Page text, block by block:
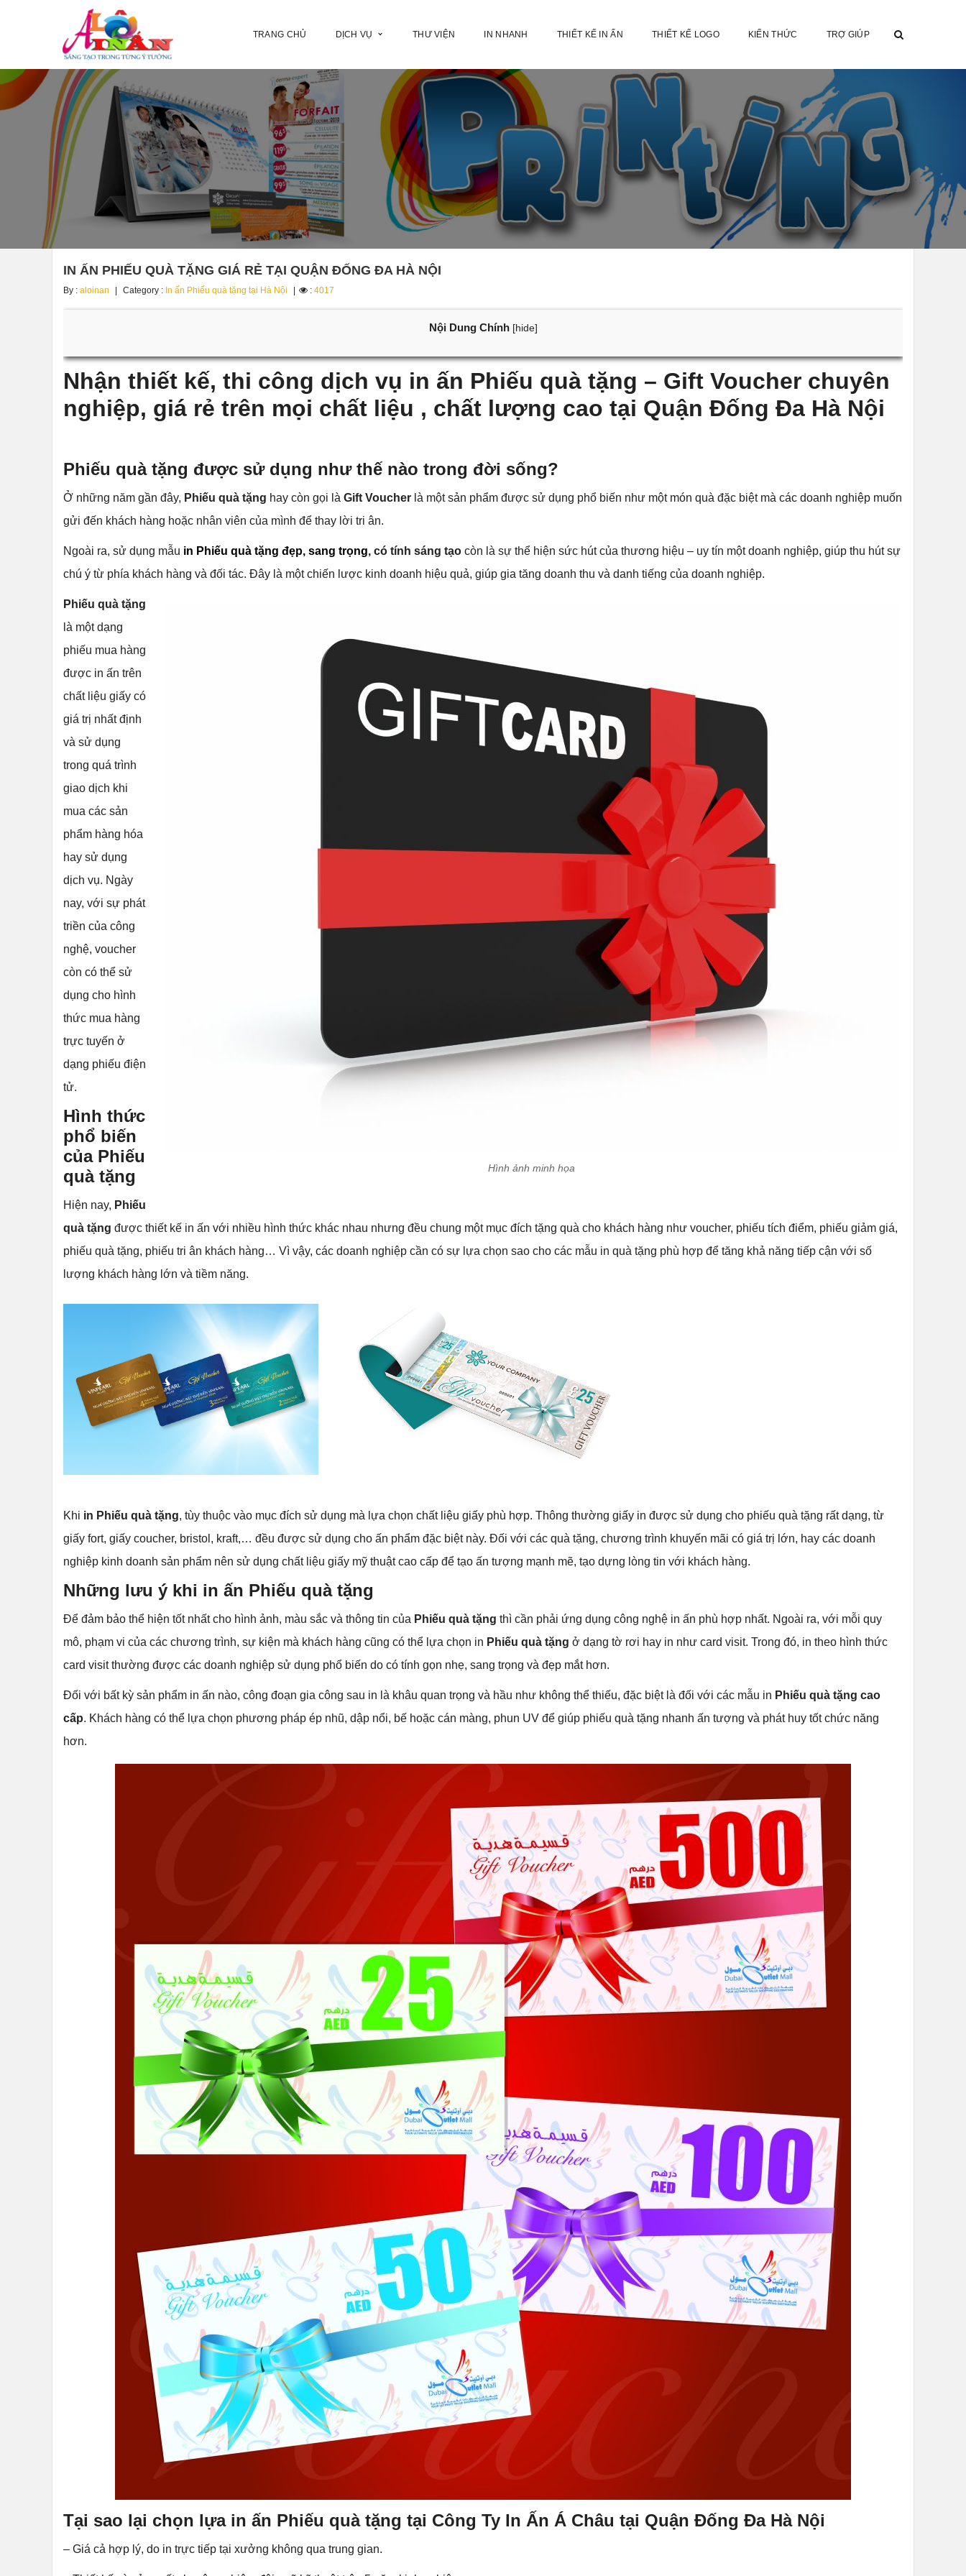
TRANG CHỦ DỊCH VỤ THƯ VIỆN IN NHANH THIẾT KẾ IN ẤN THIẾT KẾ LOGO KIẾN THỨC TRỢ GIÚP
IN ẤN PHIẾU QUÀ TẶNG GIÁ RẺ TẠI QUẬN ĐỐNG ĐA HÀ NỘI
By : aloinan Category : In ấn Phiếu quà tặng tại Hà Nội : 4017
Nội Dung Chính [hide]
Nhận thiết kế, thi công dịch vụ in ấn Phiếu quà tặng – Gift Voucher chuyên
nghiệp, giá rẻ trên mọi chất liệu , chất lượng cao tại Quận Đống Đa Hà Nội
Phiếu quà tặng được sử dụng như thế nào trong đời sống?
Ở những năm gần đây, Phiếu quà tặng hay còn gọi là Gift Voucher là một sản phẩm được sử dụng phổ biến như một món quà đặc biệt mà các doanh nghiệp muốn
gửi đến khách hàng hoặc nhân viên của mình để thay lời tri ân.
Ngoài ra, sử dụng mẫu in Phiếu quà tặng đẹp, sang trọng, có tính sáng tạo còn là sự thể hiện sức hút của thương hiệu – uy tín một doanh nghiệp, giúp thu hút sự
chú ý từ phía khách hàng và đối tác. Đây là một chiến lược kinh doanh hiệu quả, giúp gia tăng doanh thu và danh tiếng của doanh nghiệp.
Hình ảnh minh họa
Phiếu quà tặng
là một dạng
phiếu mua hàng
được in ấn trên
chất liệu giấy có
giá trị nhất định
và sử dụng
trong quá trình
giao dịch khi
mua các sản
phẩm hàng hóa
hay sử dụng
dịch vụ. Ngày
nay, với sự phát
triền của công
nghệ, voucher
còn có thể sử
dụng cho hình
thức mua hàng
trực tuyến ở
dạng phiếu điện
tử.
Hình thức
phổ biến
của Phiếu
quà tặng
Hiện nay, Phiếu
quà tặng được thiết kế in ấn với nhiều hình thức khác nhau nhưng đều chung một mục đích tặng quà cho khách hàng như voucher, phiếu tích điểm, phiếu giảm giá,
phiếu quà tặng, phiếu tri ân khách hàng… Vì vậy, các doanh nghiệp cần có sự lựa chọn sao cho các mẫu in quà tặng phù hợp để tăng khả năng tiếp cận với số
lượng khách hàng lớn và tiềm năng.
Khi in Phiếu quà tặng, tùy thuộc vào mục đích sử dụng mà lựa chọn chất liệu giấy phù hợp. Thông thường giấy in được sử dụng cho phiếu quà tặng rất dạng, từ
giấy fort, giấy coucher, bristol, kraft,… đều được sử dụng cho ấn phẩm đặc biệt này. Đối với các quà tặng, chương trình khuyến mãi có giá trị lớn, hay các doanh
nghiệp kinh doanh sản phẩm nên sử dụng chất liệu giấy mỹ thuật cao cấp để tạo ấn tượng mạnh mẽ, tạo dựng lòng tin với khách hàng.
Những lưu ý khi in ấn Phiếu quà tặng
Để đảm bảo thể hiện tốt nhất cho hình ảnh, màu sắc và thông tin của Phiếu quà tặng thì cần phải ứng dụng công nghệ in ấn phù hợp nhất. Ngoài ra, với mỗi quy
mô, phạm vi của các chương trình, sự kiện mà khách hàng cũng có thể lựa chọn in Phiếu quà tặng ở dạng tờ rơi hay in như card visit. Trong đó, in theo hình thức
card visit thường được các doanh nghiệp sử dụng phổ biến do có tính gọn nhẹ, sang trọng và đẹp mắt hơn.
Đối với bất kỳ sản phẩm in ấn nào, công đoạn gia công sau in là khâu quan trọng và hầu như không thể thiếu, đặc biệt là đối với các mẫu in Phiếu quà tặng cao
cấp. Khách hàng có thể lựa chọn phương pháp ép nhũ, dập nổi, bế hoặc cán màng, phun UV để giúp phiếu quà tặng nhanh ấn tượng và phát huy tốt chức năng
hơn.
Tại sao lại chọn lựa in ấn Phiếu quà tặng tại Công Ty In Ấn Á Châu tại Quận Đống Đa Hà Nội
– Giá cả hợp lý, do in trực tiếp tại xưởng không qua trung gian.